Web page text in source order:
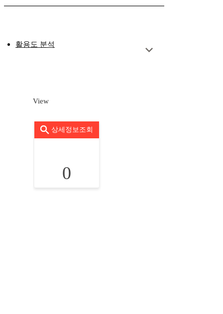
활용도 분석
View
상세정보조회
0